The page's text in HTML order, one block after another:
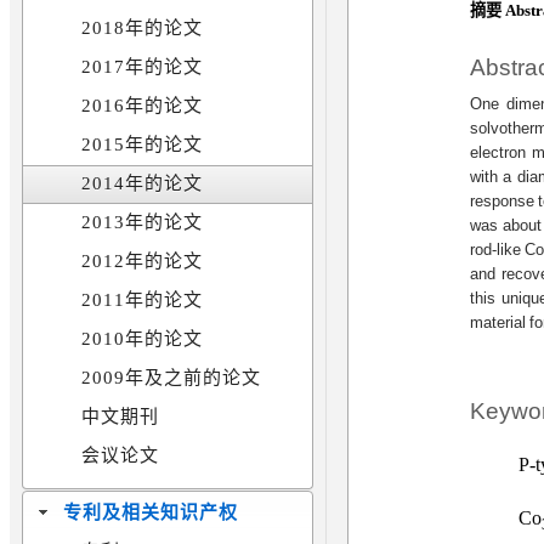
2018年的论文
2017年的论文
2016年的论文
2015年的论文
2014年的论文
2013年的论文
2012年的论文
2011年的论文
2010年的论文
2009年及之前的论文
中文期刊
会议论文
专利及相关知识产权
摘要
One
electron
with a
response
was
rod-like Co
and
this
material
P-
Co